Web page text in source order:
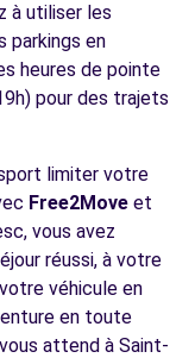
à utiliser les
parkings en
heures de pointe
pour des trajets
limiter votre
Free2Move et
vous avez
réussi, à votre
véhicule en
en toute
attend à Saint-